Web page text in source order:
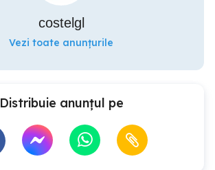
costelgl
Vezi toate anunțurile
Distribuie anunțul pe